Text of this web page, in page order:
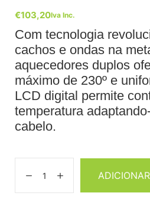
€103,20Iva Inc.
Com tecnologia
cachos e ondas na
aquecedores duplos
máximo de 230º e
LCD digital permite
temperatura
cabelo.
ADICIONAR